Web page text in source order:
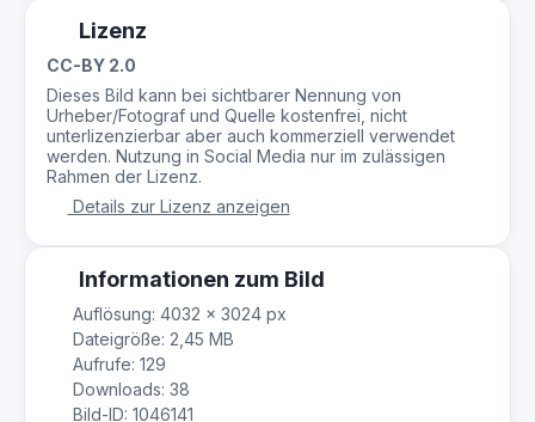
Lizenz
CC-BY 2.0
Dieses Bild kann bei sichtbarer Nennung von
Urheber/Fotograf und Quelle kostenfrei, nicht
unterlizenzierbar aber auch kommerziell verwendet
werden. Nutzung in Social Media nur im zulässigen
Rahmen der Lizenz.
Details zur Lizenz anzeigen
Informationen zum Bild
Auflösung: 4032 × 3024 px
Dateigröße: 2,45 MB
Aufrufe: 129
Downloads: 38
Bild-ID: 1046141